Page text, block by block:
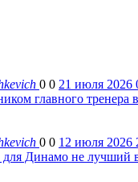
0 0 21 июля 2026
главного тренера
0 0 12 июля 2026
Динамо не лучший